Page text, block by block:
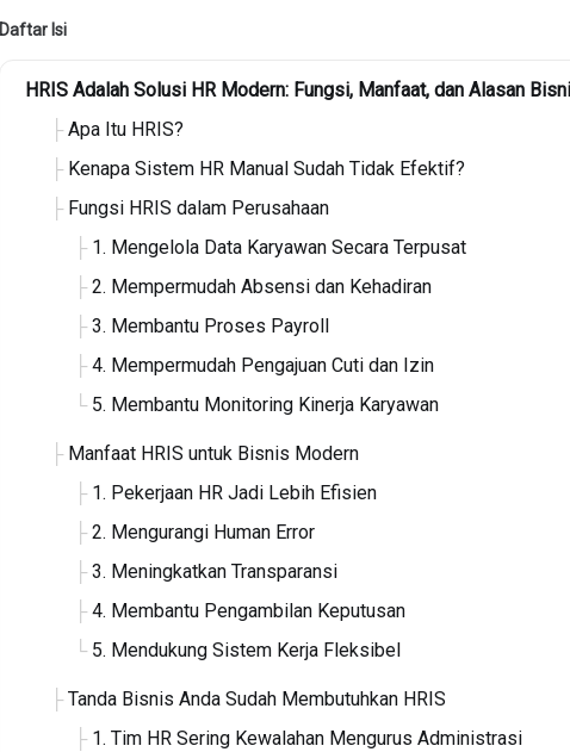
Daftar Isi
HRIS Adalah Solusi HR Modern: Fungsi, Manfaat, dan Alasan
Apa Itu HRIS?
Kenapa Sistem HR Manual Sudah Tidak Efektif?
Fungsi HRIS dalam Perusahaan
1. Mengelola Data Karyawan Secara Terpusat
2. Mempermudah Absensi dan Kehadiran
3. Membantu Proses Payroll
4. Mempermudah Pengajuan Cuti dan Izin
5. Membantu Monitoring Kinerja Karyawan
Manfaat HRIS untuk Bisnis Modern
1. Pekerjaan HR Jadi Lebih Efisien
2. Mengurangi Human Error
3. Meningkatkan Transparansi
4. Membantu Pengambilan Keputusan
5. Mendukung Sistem Kerja Fleksibel
Tanda Bisnis Anda Sudah Membutuhkan HRIS
1. Tim HR Sering Kewalahan Mengurus Administrasi